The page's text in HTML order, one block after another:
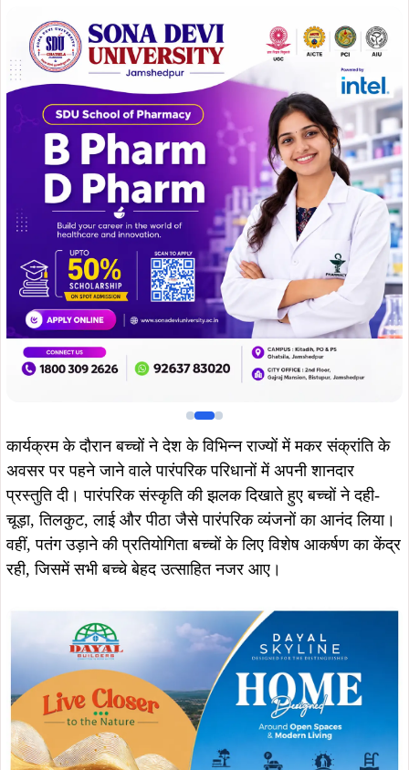
कार्यक्रम के दौरान बच्चों ने देश के विभिन्न राज्यों में मकर संक्रांति के
अवसर पर पहने जाने वाले पारंपरिक परिधानों में अपनी शानदार
प्रस्तुति दी। पारंपरिक संस्कृति की झलक दिखाते हुए बच्चों ने दही-
चूड़ा, तिलकुट, लाई और पीठा जैसे पारंपरिक व्यंजनों का आनंद लिया।
वहीं, पतंग उड़ाने की प्रतियोगिता बच्चों के लिए विशेष आकर्षण का केंद्र
रही, जिसमें सभी बच्चे बेहद उत्साहित नजर आए।